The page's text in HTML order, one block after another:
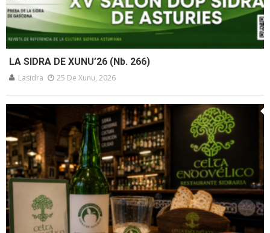
LA SIDRA DE XUNU’26 (Nb. 266)
Lasidra 25 De Xunu, 2026